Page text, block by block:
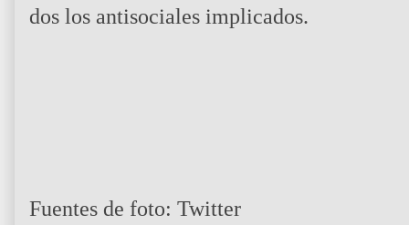
dos los antisociales implicados.
Fuentes de foto: Twitter